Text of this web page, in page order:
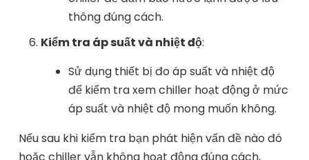
thông đúng cách.
Kiểm tra áp suất và nhiệt độ:
Sử dụng thiết bị đo áp suất và nhiệt độ
để kiểm tra xem chiller hoạt động ở mức
áp suất và nhiệt độ mong muốn không.
Nếu sau khi kiểm tra bạn phát hiện vấn đề nào đó
hoặc chiller vẫn không hoạt động đúng cách,